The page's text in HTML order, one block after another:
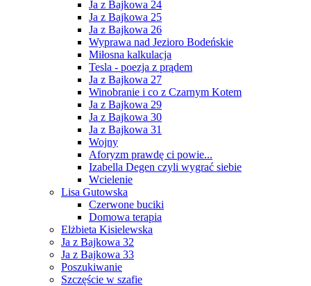
Ja z Bajkowa 24
Ja z Bajkowa 25
Ja z Bajkowa 26
Wyprawa nad Jezioro Bodeńskie
Miłosna kalkulacja
Tesla - poezja z prądem
Ja z Bajkowa 27
Winobranie i co z Czarnym Kotem
Ja z Bajkowa 29
Ja z Bajkowa 30
Ja z Bajkowa 31
Wojny
Aforyzm prawdę ci powie...
Izabella Degen czyli wygrać siebie
Wcielenie
Lisa Gutowska
Czerwone buciki
Domowa terapia
Elżbieta Kisielewska
Ja z Bajkowa 32
Ja z Bajkowa 33
Poszukiwanie
Szczęście w szafie